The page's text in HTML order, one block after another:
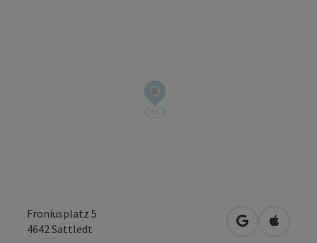
Froniusplatz 5
4642 Sattledt in Google
in